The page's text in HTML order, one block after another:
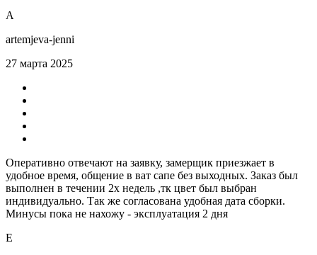
А
artemjeva-jenni
27 марта 2025
Оперативно отвечают на заявку, замерщик приезжает в
удобное время, общение в ват сапе без выходных. Заказ был
выполнен в течении 2х недель ,тк цвет был выбран
индивидуально. Так же согласована удобная дата сборки.
Минусы пока не нахожу - эксплуатация 2 дня
Е